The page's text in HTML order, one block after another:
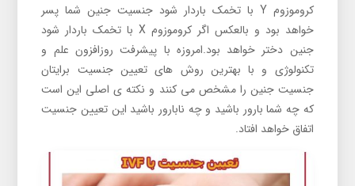
کروموزوم Y با تخمک باردار شود جنسیت جنین شما پسر
خواهد بود و بالعکس اگر کروموزوم X با تخمک باردار شود
جنین دختر خواهد بود.امروزه با پیشرفت روزافزون علم و
تکنولوژی و با بهترین روش های تعیین جنسیت برایتان
جنسیت جنین را مشخص می کنند و نکته ی اصلی این است
که چه شما بارور باشید و چه نابارور باشید این تعیین جنسیت
اتفاق خواهد افتاد.